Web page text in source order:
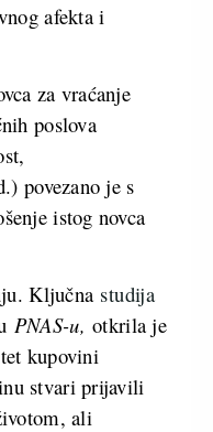
afekta i
za vraćanje
poslova
povezano je s
istog novca
Ključna studija
PNAS-u, otkrila je
kupovini
stvari prijavili
ali